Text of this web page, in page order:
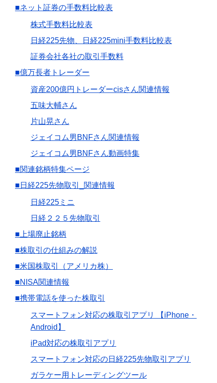
■ネット証券の手数料比較表
株式手数料比較表
日経225先物、日経225mini手数料比較表
証券会社各社の取引手数料
■億万長者トレーダー
資産200億円トレーダーcisさん関連情報
五味大輔さん
片山晃さん
ジェイコム男BNFさん関連情報
ジェイコム男BNFさん動画特集
■関連銘柄特集ページ
■日経225先物取引_関連情報
日経225ミニ
日経２２５先物取引
■上場廃止銘柄
■株取引の仕組みの解説
■米国株取引（アメリカ株）
■NISA関連情報
■携帯電話を使った株取引
スマートフォン対応の株取引アプリ 【iPhone・
Android】
iPad対応の株取引アプリ
スマートフォン対応の日経225先物取引アプリ
ガラケー用トレーディングツール